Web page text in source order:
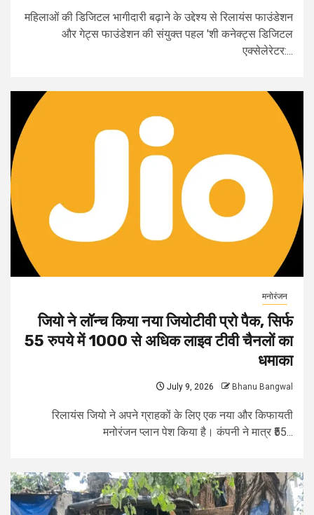
महिलाओं की डिजिटल भागीदारी बढ़ाने के उद्देश्य से रिलायंस फाउंडेशन
और गेट्स फाउंडेशन की संयुक्त पहल 'शी कनेक्ट्स डिजिटल
एक्सेलेरेटर:...
मनोरंजन
जियो ने लॉन्च किया नया जियोटीवी प्रो पैक, सिर्फ
55 रुपये में 1000 से अधिक लाइव टीवी चैनलों का
धमाका
July 9, 2026 Bhanu Bangwal
रिलायंस जियो ने अपने ग्राहकों के लिए एक नया और किफायती
मनोरंजन प्लान पेश किया है। कंपनी ने मात्र ₹55...